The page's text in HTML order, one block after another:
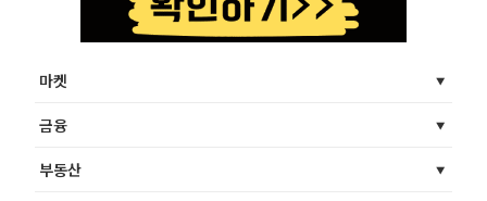
마켓
금융
부동산